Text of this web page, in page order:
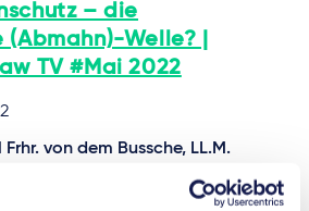
– die
Welle? |
TV #Mai 2022
Frhr. von dem Bussche, LL.M.